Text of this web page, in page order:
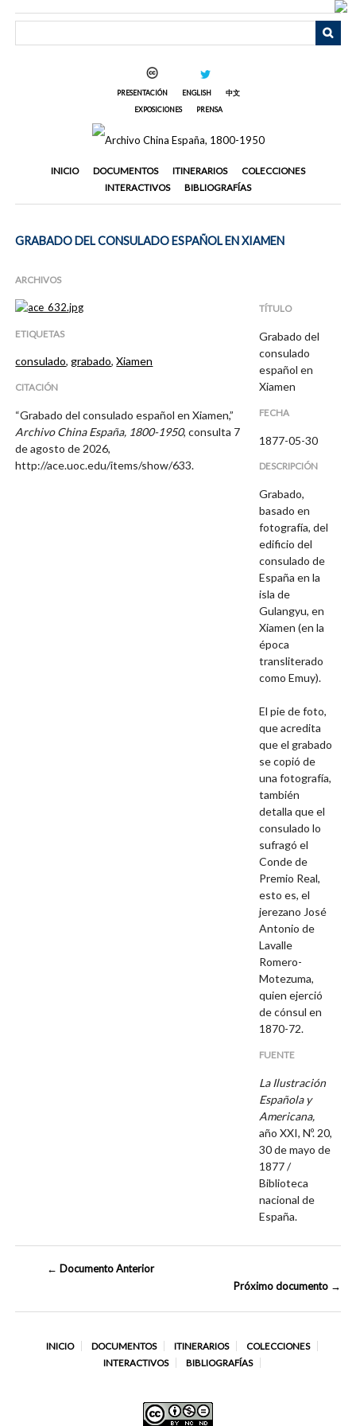
PRESENTACIÓN ENGLISH
中文
EXPOSICIONES
PRENSA
INICIO DOCUMENTOS ITINERARIOS
COLECCIONES
INTERACTIVOS
BIBLIOGRAFÍAS
GRABADO DEL CONSULADO ESPAÑOL EN XIAMEN
ARCHIVOS
ETIQUETAS
consulado,grabado,Xiamen
CITACIÓN
“Grabado del consulado español en Xiamen,”
Archivo China España, 1800-1950, consulta 7
de agosto de 2026,
http://ace.uoc.edu/items/show/633.
TÍTULO
Grabado del
consulado
español en
Xiamen
FECHA
1877-05-30
DESCRIPCIÓN
Grabado,
basado en
fotografía, del
edificio del
consulado de
España en la
isla de
Gulangyu, en
Xiamen (en la
época
transliterado
como Emuy).
El pie de foto,
que acredita
que el grabado
se copió de
una fotografía,
también
detalla que el
consulado lo
sufragó el
Conde de
Premio Real,
esto es, el
jerezano José
Antonio de
Lavalle
Romero-
Motezuma,
quien ejerció
de cónsul en
1870-72.
FUENTE
La Ilustración
Española y
Americana,
año XXI, Nº. 20,
30 de mayo de
1877 /
Biblioteca
nacional de
España.
← Documento Anterior
Próximo documento →
INICIO DOCUMENTOS ITINERARIOS
COLECCIONES
INTERACTIVOS
BIBLIOGRAFÍAS